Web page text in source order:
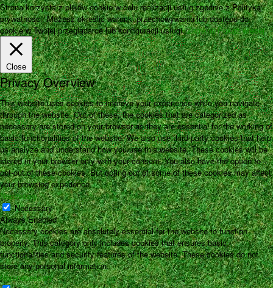
Strona korzysta z plików cookie w celu realizacji usług zgodnie z Polityką
prywatności. Możesz określić warunki przechowywania lub dostępu do
cookie w Twojej przeglądarce lub konfiguracji usługi.Zamknij Pokaż więcej
Close
Privacy Overview
This website uses cookies to improve your experience while you navigate
through the website. Out of these, the cookies that are categorized as
necessary are stored on your browser as they are essential for the working of
basic functionalities of the website. We also use third-party cookies that help
us analyze and understand how you use this website. These cookies will be
stored in your browser only with your consent. You also have the option to
opt-out of these cookies. But opting out of some of these cookies may affect
your browsing experience.
Necessary
Necessary
Always Enabled
Necessary cookies are absolutely essential for the website to function
properly. This category only includes cookies that ensures basic
functionalities and security features of the website. These cookies do not
store any personal information.
Non-necessary